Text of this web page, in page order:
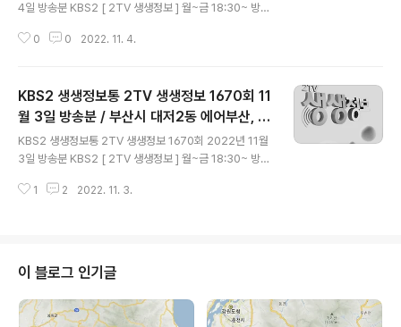
쌈, 전북 순창군 내장산, 전북 정읍시 내장산
내장사
4일 방송분 KBS2 [ 2TV 생생정보 ] 월~금 18:30~ 방송
별시 강남구 도곡동 545-19 연주빌딩 내 (도로명) 서울시
다?! 강원도 속초시 동명동 ☎ 010-7339-3354 ( 대구
탕, 생대구조림, 문어, 물회 ) 강원도 속초시 번영로105번
길 36 103호 강원도 속초시 동명동 565-27 ☎ 033-6
35-5051 / 010-7339-3354 신의 한 수! 맛의..
0 0 2022. 11. 4.
KBS2 생생정보통 2TV 생생정보 1670회 11
월 3일 방송분 / 부산시 대저2동 에어부산, 경
기도 화성시 신영통명품생태, 광주시 우산동
원이네 웰빙호떡튀김, 광주시 치평동 육전 한
KBS2 생생정보통 2TV 생생정보 1670회 2022년 11월
3일 방송분 KBS2 [ 2TV 생생정보 ] 월~금 18:30~ 방송
강서구 유통단지1로 57번가길 6 (지번) 부산시 강서구 대
69-1 ☎ 031-203-6333 / 031-203-5001 믿고 떠
나는 스타의 고향 - 체조선수 양학선의 편 광주광역시 북구
서방로 73 (지번) 광주시 북구 우산동 1..
1 2 2022. 11. 3.
이 블로그 인기글